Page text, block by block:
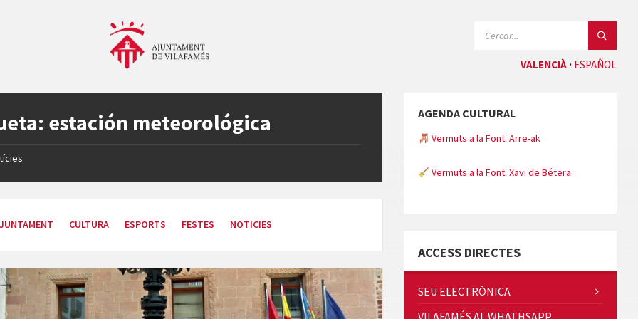
VALENCIÀ ESPAÑOL
estación meteorológica
CULTURA ESPORTS FESTES NOTICIES
Ajuntament
de
Vilafamés
AGENDA CULTURAL
Vermuts a la Font. Arre-ak
Vermuts a la Font. Xavi de Bétera
ACCESS DIRECTES
SEU ELECTRÒNICA